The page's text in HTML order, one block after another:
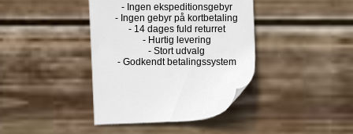
- Ingen ekspeditionsgebyr
- Ingen gebyr på kortbetaling
- 14 dages fuld returret
- Hurtig levering
- Stort udvalg
- Godkendt betalingssystem